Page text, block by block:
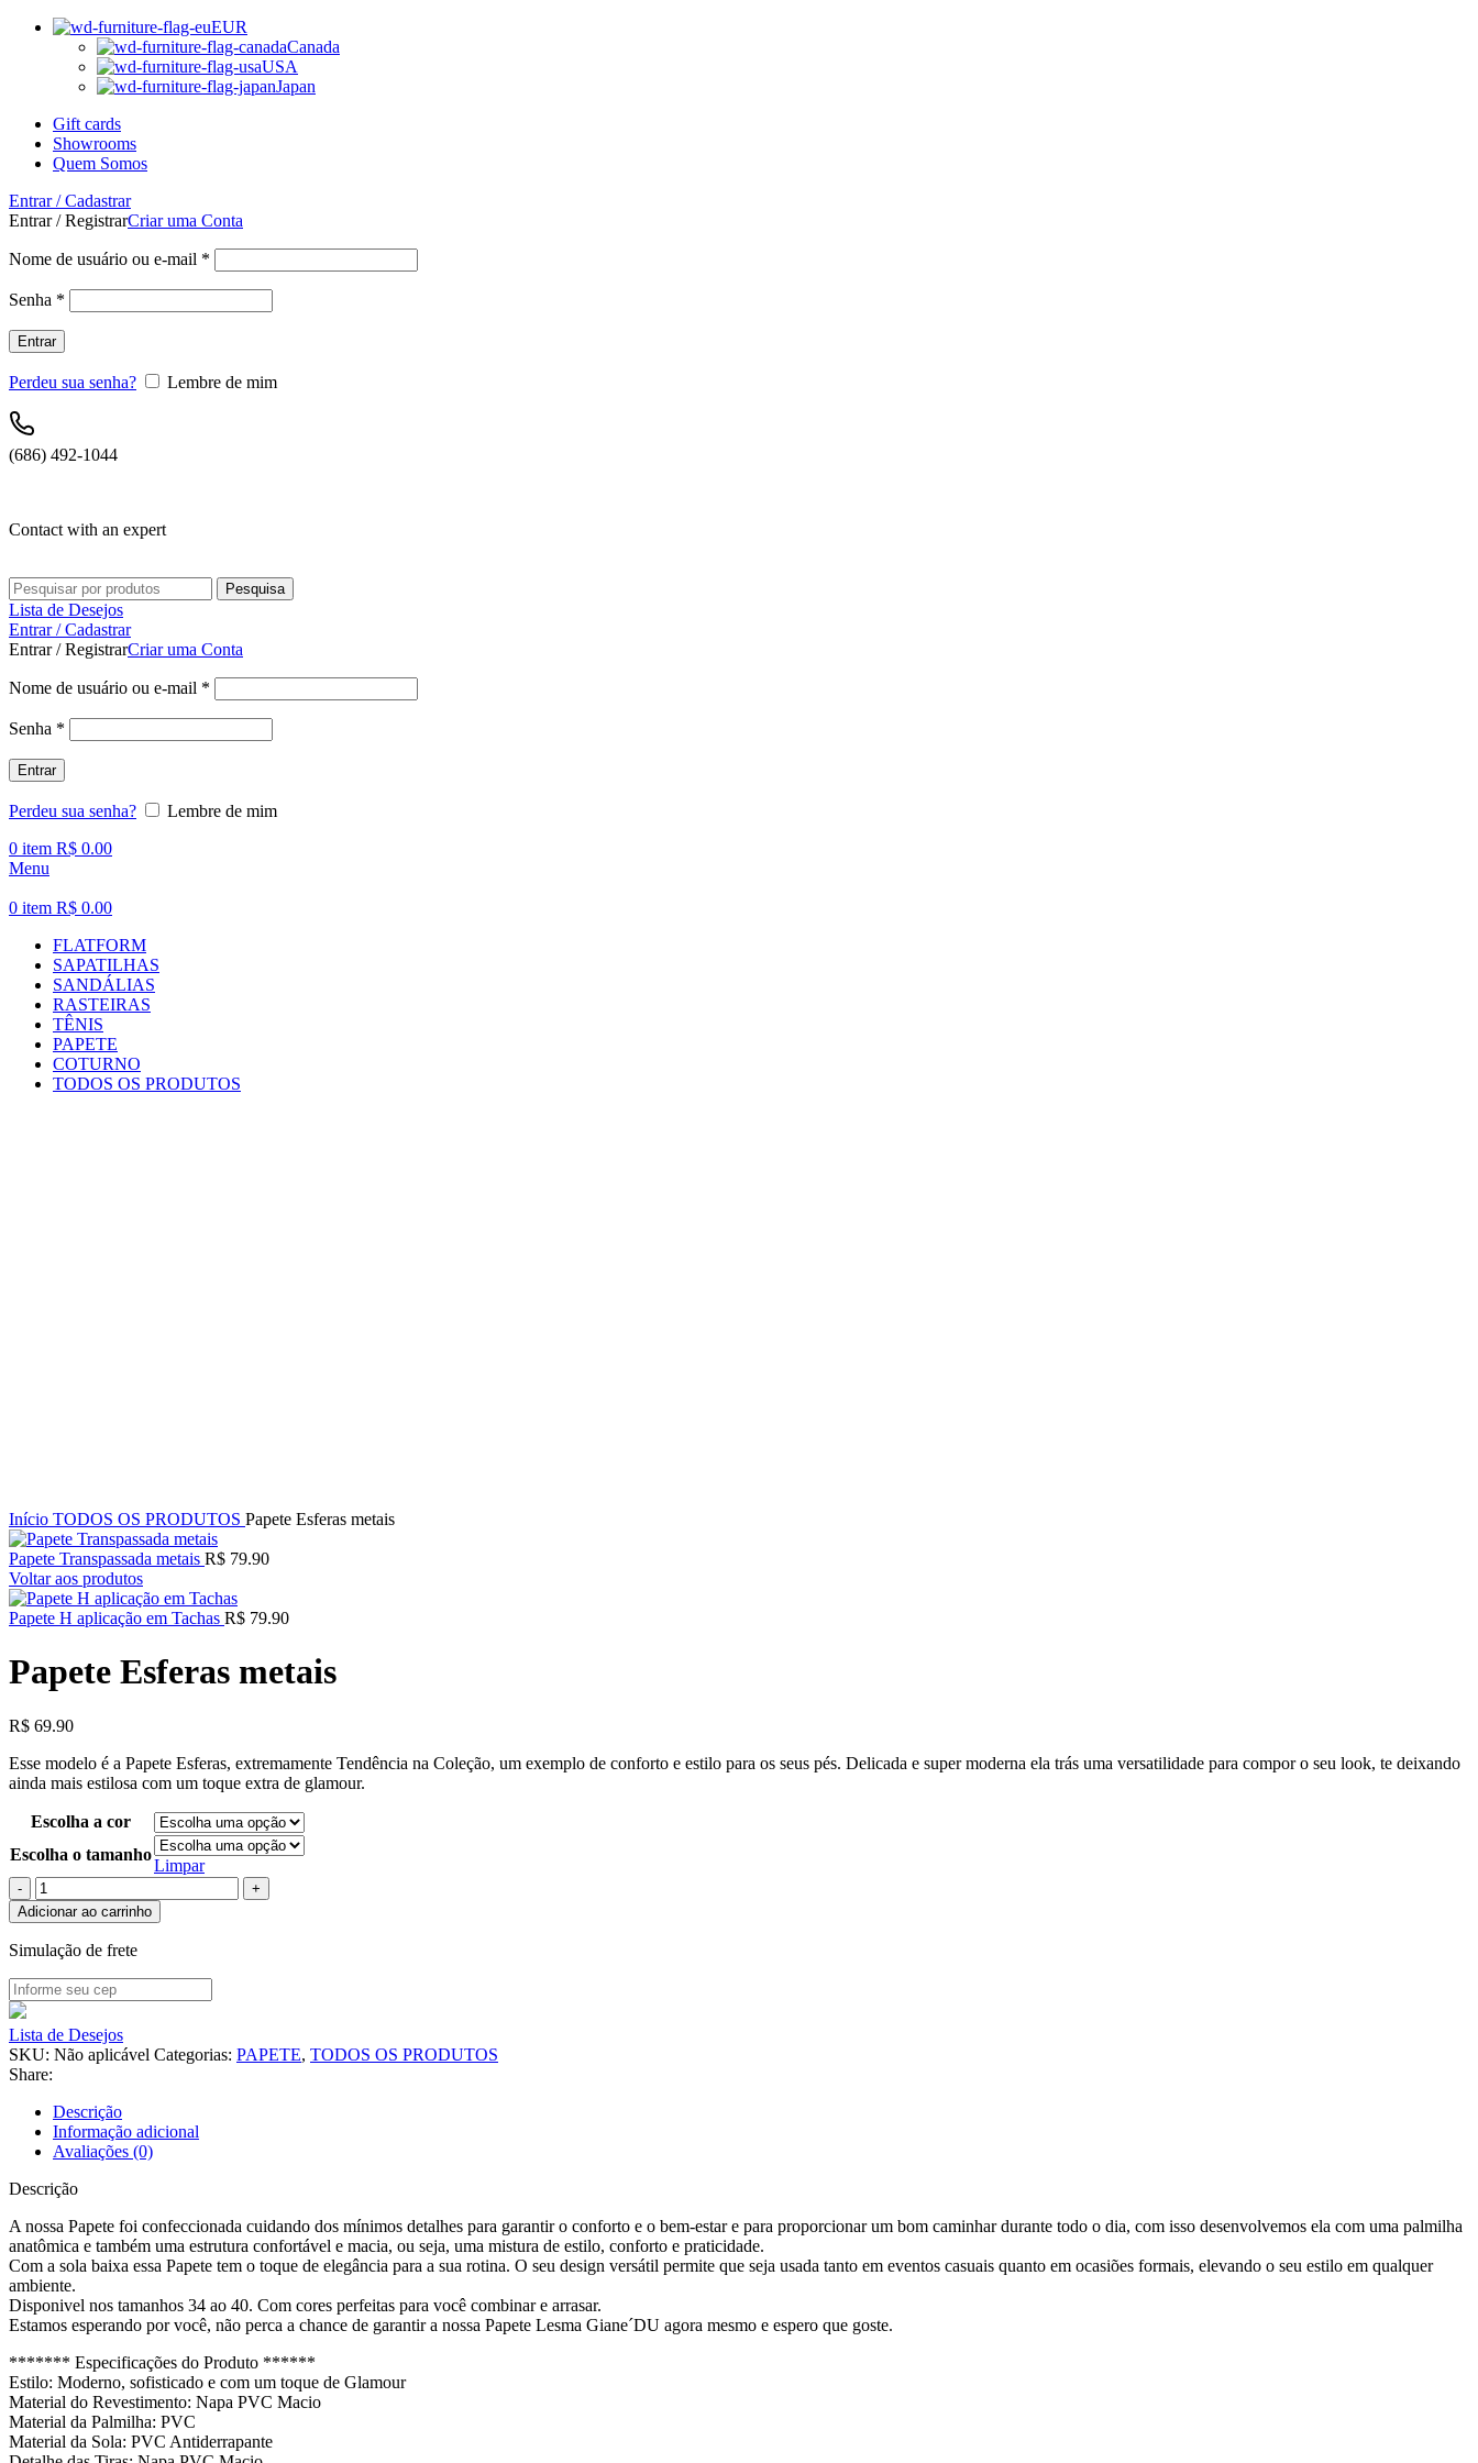
EUR
Canada
USA
Japan
Gift cards
Showrooms
Quem Somos
Entrar / Cadastrar
Entrar / RegistrarCriar uma Conta
Nome de usuário ou e-mail *
Senha *
Entrar
Perdeu sua senha? Lembre de mim
(686) 492-1044
Contact with an expert
Pesquisa
Lista de Desejos
Entrar / Cadastrar
Entrar / RegistrarCriar uma Conta
Nome de usuário ou e-mail *
Senha *
Entrar
Perdeu sua senha?
Lembre de mim
0 item R$ 0.00
Menu
0 item R$ 0.00
FLATFORM
SAPATILHAS
SANDÁLIAS
RASTEIRAS
TÊNIS
PAPETE
COTURNO
TODOS OS PRODUTOS
Início TODOS OS PRODUTOS Papete Esferas metais
Papete Transpassada metais R$ 79.90
Voltar aos produtos
Papete H aplicação em Tachas R$ 79.90
Papete Esferas metais
R$ 69.90
Esse modelo é a Papete Esferas, extremamente Tendência na Coleção, um exemplo de conforto e estilo para os seus pés. Delicada e super moderna ela trás uma versatilidade para compor o seu look, te deixando
ainda mais estilosa com um toque extra de glamour.
Escolha a cor
Escolha o tamanho
Limpar
Papete
Esferas
metais
quantidade
Adicionar ao carrinho
Simulação de frete
Lista de Desejos
SKU: Não aplicável Categorias: PAPETE, TODOS OS PRODUTOS
Share:
Descrição
Informação adicional
Avaliações (0)
Descrição
A nossa Papete foi confeccionada cuidando dos mínimos detalhes para garantir o conforto e o bem-estar e para proporcionar um bom caminhar durante todo o dia, com isso desenvolvemos ela com uma palmilha
anatômica e também uma estrutura confortável e macia, ou seja, uma mistura de estilo, conforto e praticidade.
Com a sola baixa essa Papete tem o toque de elegância para a sua rotina. O seu design versátil permite que seja usada tanto em eventos casuais quanto em ocasiões formais, elevando o seu estilo em qualquer
ambiente.
Disponivel nos tamanhos 34 ao 40. Com cores perfeitas para você combinar e arrasar.
Estamos esperando por você, não perca a chance de garantir a nossa Papete Lesma Giane´DU agora mesmo e espero que goste.
******* Especificações do Produto ******
Estilo: Moderno, sofisticado e com um toque de Glamour
Material do Revestimento: Napa PVC Macio
Material da Palmilha: PVC
Material da Sola: PVC Antiderrapante